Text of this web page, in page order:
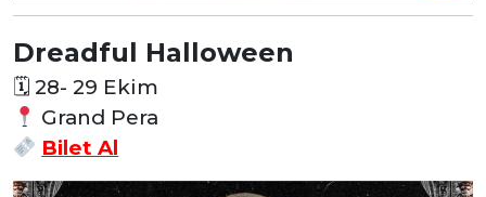
Dreadful Halloween
🗓 28- 29 Ekim
Grand Pera
Bilet Al